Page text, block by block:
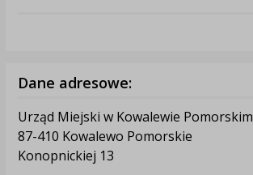
Dane adresowe:
Urząd Miejski w Kowalewie Pomorskim
87-410 Kowalewo Pomorskie
Konopnickiej 13